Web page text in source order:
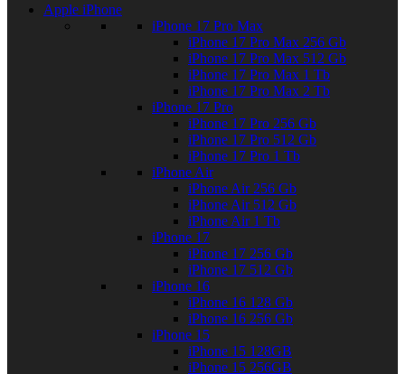
Apple iPhone
iPhone 17 Pro Max
iPhone 17 Pro Max 256 Gb
iPhone 17 Pro Max 512 Gb
iPhone 17 Pro Max 1 Tb
iPhone 17 Pro Max 2 Tb
iPhone 17 Pro
iPhone 17 Pro 256 Gb
iPhone 17 Pro 512 Gb
iPhone 17 Pro 1 Tb
iPhone Air
iPhone Air 256 Gb
iPhone Air 512 Gb
iPhone Air 1 Tb
iPhone 17
iPhone 17 256 Gb
iPhone 17 512 Gb
iPhone 16
iPhone 16 128 Gb
iPhone 16 256 Gb
iPhone 15
iPhone 15 128GB
iPhone 15 256GB